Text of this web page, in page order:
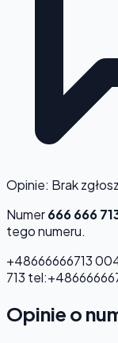
Opinie: Brak
Numer666 666
tego numeru.
+48666666713
713
Opinie o